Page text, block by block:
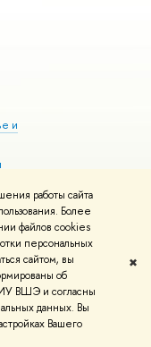
работы сайта
Более
файлов cookies
персональных
сайтом, вы
об
ВШЭ и согласны
данных. Вы
Вашего
✖
и
Условия использования
Карта сайта
дизайна НИУ ВШЭ